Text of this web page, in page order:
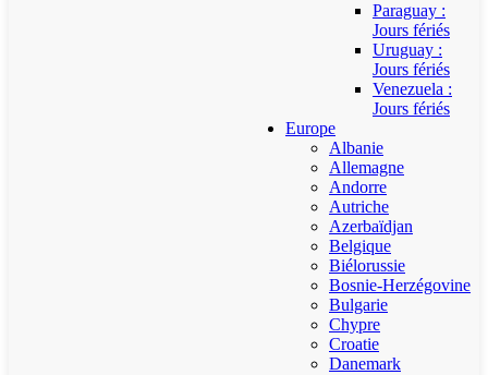
Paraguay :
Jours fériés
Uruguay :
Jours fériés
Venezuela :
Jours fériés
Europe
Albanie
Allemagne
Andorre
Autriche
Azerbaïdjan
Belgique
Biélorussie
Bosnie-Herzégovine
Bulgarie
Chypre
Croatie
Danemark